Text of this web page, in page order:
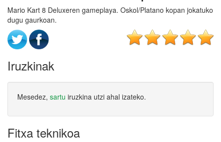
Mario Kart 8 Deluxeren gameplaya. Oskol/Platano kopan jokatuko
dugu gaurkoan.
Iruzkinak
Mesedez, sartu iruzkina utzi ahal izateko.
Fitxa teknikoa